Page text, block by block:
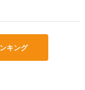
キング